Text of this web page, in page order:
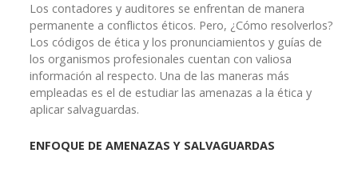
Los contadores y auditores se enfrentan de manera
permanente a conflictos éticos. Pero, ¿Cómo resolverlos?
Los códigos de ética y los pronunciamientos y guías de
los organismos profesionales cuentan con valiosa
información al respecto. Una de las maneras más
empleadas es el de estudiar las amenazas a la ética y
aplicar salvaguardas.
ENFOQUE DE AMENAZAS Y SALVAGUARDAS